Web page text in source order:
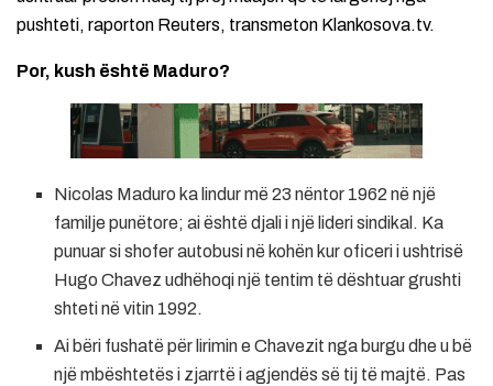
pushteti, raporton Reuters, transmeton Klankosova.tv.
Por, kush është Maduro?
Nicolas Maduro ka lindur më 23 nëntor 1962 në një
familje punëtore; ai është djali i një lideri sindikal. Ka
punuar si shofer autobusi në kohën kur oficeri i ushtrisë
Hugo Chavez udhëhoqi një tentim të dështuar grushti
shteti në vitin 1992.
Ai bëri fushatë për lirimin e Chavezit nga burgu dhe u bë
një mbështetës i zjarrtë i agjendës së tij të majtë. Pas